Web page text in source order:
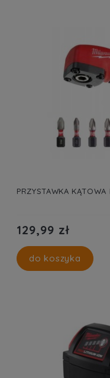
PRZYSTAWKA KĄTOWA
129,99 zł
do koszyka